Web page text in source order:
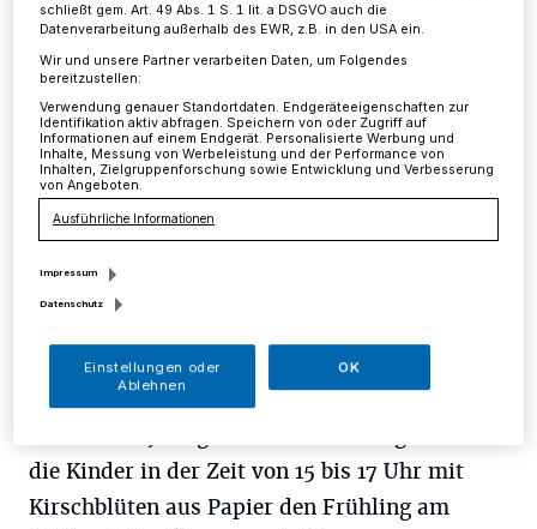
Mettmann·Nach dem Ende der Osterferien startet am
kommenden Freitag, 10. Mai um 15 Uhr die Saison für
das Spielmobil Champagne am Laubacher Feld.
06.05.2019 , 14:03 Uhr
die Kinder in der Zeit von 15 bis 17 Uhr mit
Kirschblüten aus Papier den Frühling am
schließt gem. Art. 49 Abs. 1 S. 1 lit. a DSGVO auch die
Datenverarbeitung außerhalb des EWR, z.B. in den USA ein.
Wir und unsere Partner verarbeiten Daten, um Folgendes
bereitzustellen:
Verwendung genauer Standortdaten. Endgeräteeigenschaften zur
Identifikation aktiv abfragen. Speichern von oder Zugriff auf
Informationen auf einem Endgerät. Personalisierte Werbung und
Inhalte, Messung von Werbeleistung und der Performance von
Inhalten, Zielgruppenforschung sowie Entwicklung und Verbesserung
von Angeboten.
Ausführliche Informationen
Impressum
Datenschutz
Einstellungen oder
Ablehnen
OK